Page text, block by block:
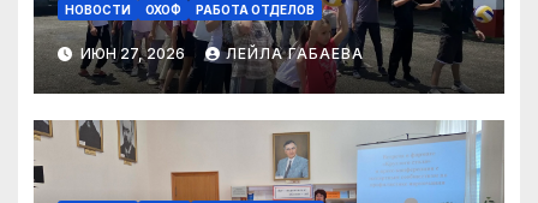
НОВОСТИ ОХОФ РАБОТА ОТДЕЛОВ
ИЮН 27, 2026 ЛЕЙЛА ГАБАЕВА